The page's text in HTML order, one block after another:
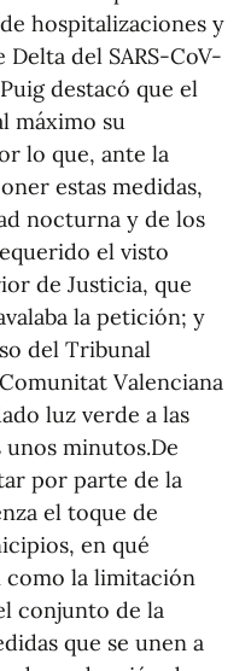
hospitalizaciones y
del SARS-CoV-
destacó que el
máximo su
lo que, ante la
estas medidas,
nocturna y de los
el visto
de Justicia, que
la petición; y
del Tribunal
Valenciana
luz verde a las
minutos.De
por parte de la
el toque de
en qué
como la limitación
conjunto de la
que se unen a